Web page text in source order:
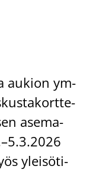
au­kion ym­
ase­ma­
ylei­sö­ti­